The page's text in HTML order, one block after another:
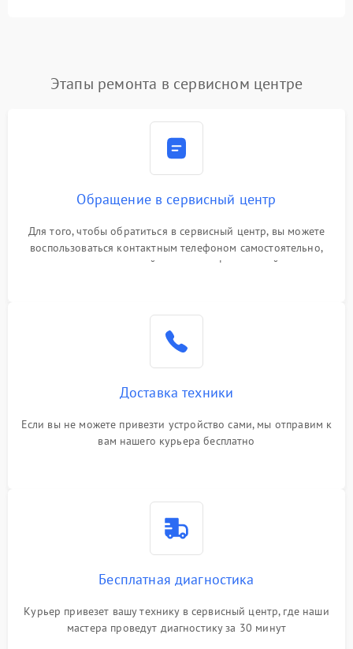
Этапы ремонта в сервисном центре
Обращение в сервисный центр
Для того, чтобы обратиться в сервисный центр, вы можете
воспользоваться контактным телефоном самостоятельно,
или оставить свой номер телефона на сайте
Доставка техники
Если вы не можете привезти устройство сами, мы отправим к
вам нашего курьера бесплатно
Бесплатная диагностика
Курьер привезет вашу технику в сервисный центр, где наши
мастера проведут диагностику за 30 минут